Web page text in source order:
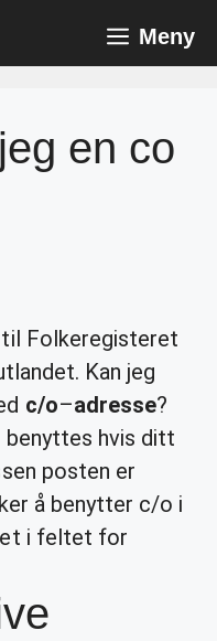
Meny
en co
Folkeregisteret
Kan jeg
c/o–adresse?
benyttes hvis ditt
posten er
å benytter c/o i
i feltet for